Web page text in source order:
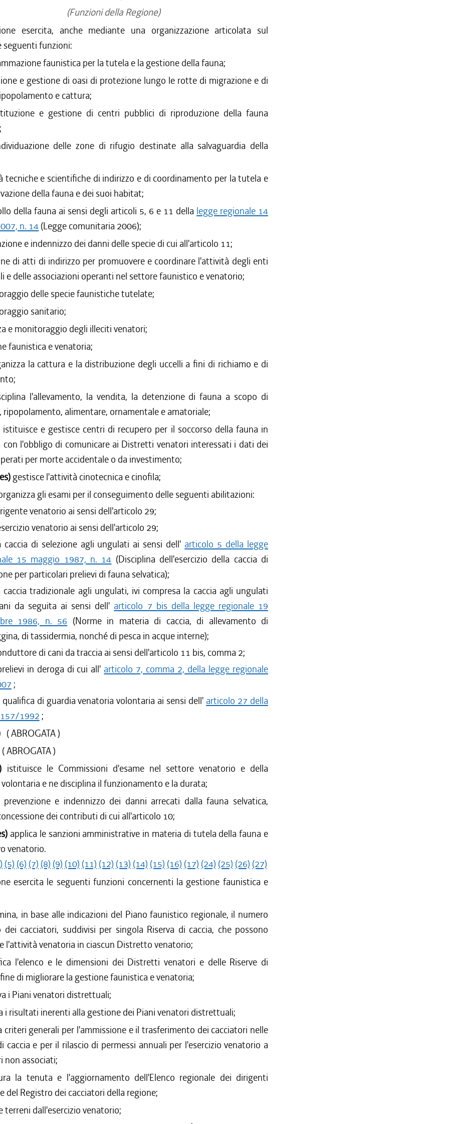
2017 al 31/12/2017
al 26/07/2017
al 31/03/2017
al 31/12/2016
al 12/08/2016
al 31/05/2016
al 31/03/2016
al 16/03/2016
al 31/03/2015
al 28/01/2015
al 17/12/2014
al 31/03/2014
al 07/08/2013
al 31/03/2013
2012 al 16/08/2012
2012 al 31/03/2012
2011 al 31/12/2011
2011 al 31/03/2011
al 31/12/2010
al 27/10/2010
2010 al 21/07/2010
al 31/03/2010
2009 al 31/12/2009
2009 al 05/08/2009
al 29/07/2009
al 03/06/2009
al 31/03/2009
(Funzioni della Regione)
esercita, anche mediante una organizzazione articolata sul
funzioni:
faunistica per la tutela e la gestione della fauna;
e gestione di oasi di protezione lungo le rotte di migrazione e di
e cattura;
e gestione di centri pubblici di riproduzione della fauna
delle zone di rifugio destinate alla salvaguardia della
tecniche e scientifiche di indirizzo e di coordinamento per la tutela e
della fauna e dei suoi habitat;
della fauna ai sensi degli articoli 5, 6 e 11 della legge regionale 14
n. 14 (Legge comunitaria 2006);
e indennizzo dei danni delle specie di cui all'articolo 11;
di atti di indirizzo per promuovere e coordinare l'attività degli enti
e delle associazioni operanti nel settore faunistico e venatorio;
delle specie faunistiche tutelate;
sanitario;
e monitoraggio degli illeciti venatori;
faunistica e venatoria;
la cattura e la distribuzione degli uccelli a fini di richiamo e di
l'allevamento, la vendita, la detenzione di fauna a scopo di
ripopolamento, alimentare, ornamentale e amatoriale;
istituisce e gestisce centri di recupero per il soccorso della fauna in
l'obbligo di comunicare ai Distretti venatori interessati i dati dei
per morte accidentale o da investimento;
gestisce l'attività cinotecnica e cinofila;
gli esami per il conseguimento delle seguenti abilitazioni:
venatorio ai sensi dell'articolo 29;
venatorio ai sensi dell'articolo 29;
caccia di selezione agli ungulati ai sensi dell' articolo 5 della legge
15 maggio 1987, n. 14 (Disciplina dell'esercizio della caccia di
per particolari prelievi di fauna selvatica);
caccia tradizionale agli ungulati, ivi compresa la caccia agli ungulati
da seguita ai sensi dell' articolo 7 bis della legge regionale 19
1986, n. 56 (Norme in materia di caccia, di allevamento di
di tassidermia, nonché di pesca in acque interne);
di cani da traccia ai sensi dell'articolo 11 bis, comma 2;
in deroga di cui all' articolo 7, comma 2, della legge regionale
;
qualifica di guardia venatoria volontaria ai sensi dell' articolo 27 della
1992 ;
( ABROGATA )
( ABROGATA )
istituisce le Commissioni d'esame nel settore venatorio e della
e ne disciplina il funzionamento e la durata;
prevenzione e indennizzo dei danni arrecati dalla fauna selvatica,
dei contributi di cui all'articolo 10;
applica le sanzioni amministrative in materia di tutela della fauna e
venatorio.
(5) (6) (7) (8) (9) (10) (11) (12) (13) (14) (15) (16) (17) (24) (25) (26) (27)
esercita le seguenti funzioni concernenti la gestione faunistica e
in base alle indicazioni del Piano faunistico regionale, il numero
dei cacciatori, suddivisi per singola Riserva di caccia, che possono
l'attività venatoria in ciascun Distretto venatorio;
l'elenco e le dimensioni dei Distretti venatori e delle Riserve di
di migliorare la gestione faunistica e venatoria;
i Piani venatori distrettuali;
i risultati inerenti alla gestione dei Piani venatori distrettuali;
criteri generali per l'ammissione e il trasferimento dei cacciatori nelle
caccia e per il rilascio di permessi annuali per l'esercizio venatorio a
non associati;
la tenuta e l'aggiornamento dell'Elenco regionale dei dirigenti
del Registro dei cacciatori della regione;
terreni dall'esercizio venatorio;